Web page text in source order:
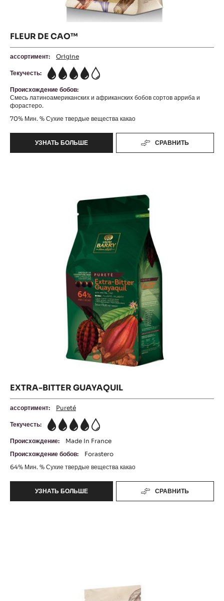
FLEUR DE CAO™
ассортимент: Origine
Текучесть:
4
Происхождение бобов:
Смесь латиноамериканских и африканских бобов сортов арриба и
форастеро.
70% Мин. % Сухие твердые вещества какао
УЗНАТЬ БОЛЬШЕ
-
СРАВНИТЬ
EXTRA-BITTER GUAYAQUIL
ассортимент: Pureté
Текучесть:
4
Происхождение:
Made In France
Происхождение бобов:
Forastero
64% Мин. % Сухие твердые вещества какао
УЗНАТЬ БОЛЬШЕ
-
СРАВНИТЬ